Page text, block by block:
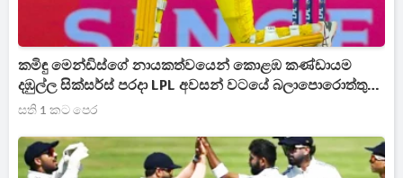
කමිඳු මෙන්ඩිස්ගේ නායකත්වයෙන් කොළඹ කණ්ඩායම
දඹුල්ල සික්සර්ස් පරදා LPL අවසන් වටයේ බලාපොරොත්තු
ඉහළ නංවයි
සති 1 කට පෙර